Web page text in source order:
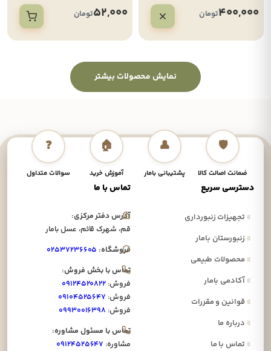
400,000تومان 52,000تومان
نمایش محصولات بیشتر
🛡️
ضمانت اصالت کالا
👤
پشتیبانی بامار
🏠
آموزش خرید
❓
سوالات متداول
دسترسی سریع
»تجهیزات زنبورداری
»زنبورستان بامار
»محصولات طبیعی
»آکادمی بامار
»قوانین و مقررات
»درباره ما
»تماس با ما
تماس با ما
آدرس دفتر مرکزی:
قم، شهرک قائم، عسل بامار
فروشگاه: ۰۲۵۳۷۲۳۶۶۰۵
تماس با بخش فروش:
فروش: ۰۹۱۲۴۵۲۰۸۲۲
فروش: ۰۹۱۰۴۵۲۵۶۴۷
فروش: ۰۹۹۳۰۰۱۶۳۹۸
تماس با مسئول مشاوره:
مشاوره: ۰۹۱۲۴۵۲۵۶۴۷